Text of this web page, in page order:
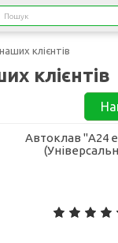
клієнтів
клієнтів
Автоклав "А24